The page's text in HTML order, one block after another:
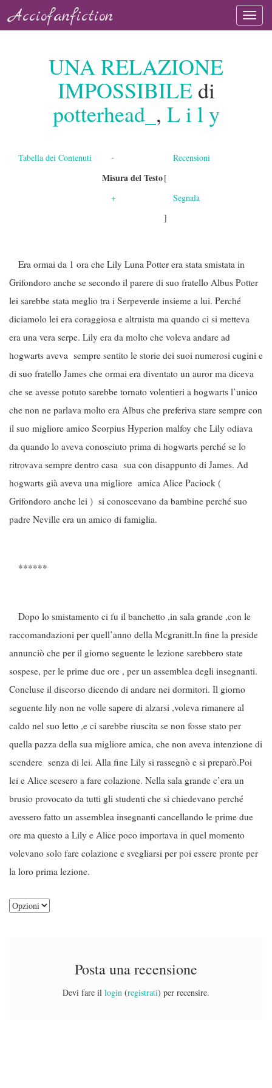
Acciofanfiction
UNA RELAZIONE
IMPOSSIBILE di
potterhead_ , L i l y
Tabella dei Contenuti -
Misura del Testo
+
Recensioni
[
Segnala
]
Era ormai da 1 ora che Lily Luna Potter era stata smistata in
Grifondoro anche se secondo il parere di suo fratello Albus Potter
lei sarebbe stata meglio tra i Serpeverde insieme a lui. Perché
diciamolo lei era coraggiosa e altruista ma quando ci si metteva
era una vera serpe. Lily era da molto che voleva andare ad
hogwarts aveva sempre sentito le storie dei suoi numerosi cugini e
di suo fratello James che ormai era diventato un auror ma diceva
che se avesse potuto sarebbe tornato volentieri a hogwarts l’unico
che non ne parlava molto era Albus che preferiva stare sempre con
il suo migliore amico Scorpius Hyperion malfoy che Lily odiava
da quando lo aveva conosciuto prima di hogwarts perché se lo
ritrovava sempre dentro casa sua con disappunto di James. Ad
hogwarts già aveva una migliore amica Alice Paciock (
Grifondoro anche lei ) si conoscevano da bambine perché suo
padre Neville era un amico di famiglia.
******
Dopo lo smistamento ci fu il banchetto ,in sala grande ,con le
raccomandazioni per quell’anno della Mcgranitt.In fine la preside
annunciò che per il giorno seguente le lezione sarebbero state
sospese, per le prime due ore , per un assemblea degli insegnanti.
Concluse il discorso dicendo di andare nei dormitori. Il giorno
seguente lily non ne volle sapere di alzarsi ,voleva rimanere al
caldo nel suo letto ,e ci sarebbe riuscita se non fosse stato per
quella pazza della sua migliore amica, che non aveva intenzione di
scendere senza di lei. Alla fine Lily si rassegnò e si preparò.Poi
lei e Alice scesero a fare colazione. Nella sala grande c’era un
brusio provocato da tutti gli studenti che si chiedevano perché
avessero fatto un assemblea insegnanti cancellando le prime due
ore ma questo a Lily e Alice poco importava in quel momento
volevano solo fare colazione e svegliarsi per poi essere pronte per
la loro prima lezione.
Posta una recensione
Devi fare il login (registrati) per recensire.